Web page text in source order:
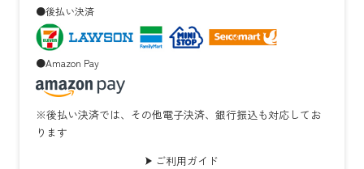
●後払い決済
●Amazon Pay
※後払い決済では、その他電子決済、銀行振込も対応してお
ります
ご利用ガイド